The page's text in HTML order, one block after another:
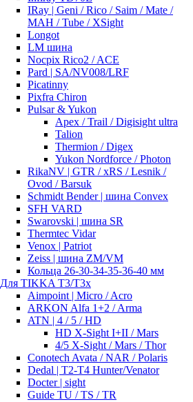
IRay | Geni / Rico / Saim / Mate /
MAH / Tube / XSight
Longot
LM шина
Nocpix Rico2 / ACE
Pard | SA/NV008/LRF
Picatinny
Pixfra Chiron
Pulsar & Yukon
Apex / Trail / Digisight ultra
Talion
Thermion / Digex
Yukon Nordforce / Photon
RikaNV | GTR / xRS / Lesnik /
Ovod / Barsuk
Schmidt Bender | шина Convex
SFH VARD
Swarovski | шина SR
Thermtec Vidar
Venox | Patriot
Zeiss | шина ZM/VM
Кольца 26-30-34-35-36-40 мм
Для TIKKA T3/T3x
Aimpoint | Micro / Acro
ARKON Alfa 1+2 / Arma
ATN | 4 / 5 / HD
HD X-Sight I+II / Mars
4/5 X-Sight / Mars / Thor
Conotech Avata / NAR / Polaris
Dedal | T2-T4 Hunter/Venator
Docter | sight
Guide TU / TS / TR